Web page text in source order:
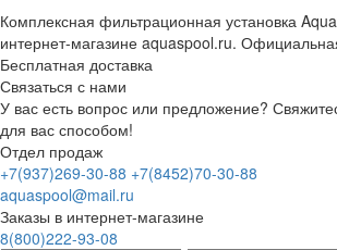
Комплексная фильтрационная установка
интернет-магазине aquaspool.ru.
Бесплатная доставка
Связаться с нами
У вас есть вопрос или предложение?
для вас способом!
Отдел продаж
+7(937)269-30-88 +7(8452)70-30-88
aquaspool@mail.ru
Заказы в интернет-магазине
8(800)222-93-08